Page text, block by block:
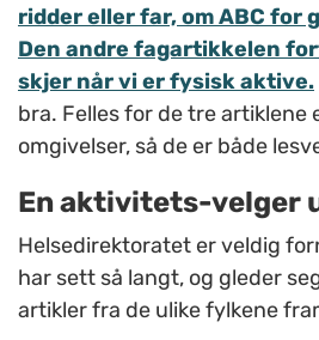
ridder eller far, om ABC for
Den andre fagartikkelen
skjer når vi er fysisk aktive.
bra. Felles for de tre artiklene
omgivelser, så de er både
En aktivitets-velger
Helsedirektoratet er veldig
har sett så langt, og gleder
artikler fra de ulike fylkene